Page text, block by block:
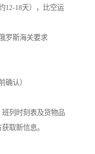
12-18天），比空运
罗斯海关要求
确认）
列时刻表及货物品
取新信息。